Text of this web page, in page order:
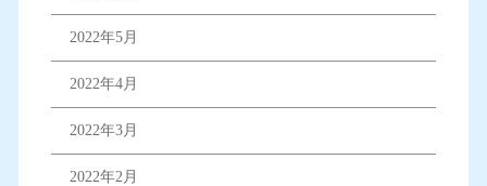
2022年5月
2022年4月
2022年3月
2022年2月